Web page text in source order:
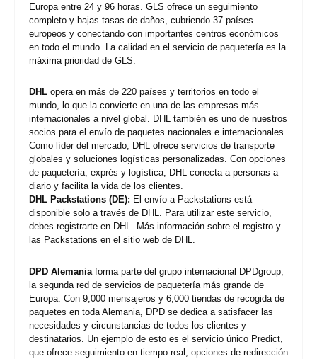
Europa entre 24 y 96 horas. GLS ofrece un seguimiento
completo y bajas tasas de daños, cubriendo 37 países
europeos y conectando con importantes centros económicos
en todo el mundo. La calidad en el servicio de paquetería es la
máxima prioridad de GLS.
DHL opera en más de 220 países y territorios en todo el
mundo, lo que la convierte en una de las empresas más
internacionales a nivel global. DHL también es uno de nuestros
socios para el envío de paquetes nacionales e internacionales.
Como líder del mercado, DHL ofrece servicios de transporte
globales y soluciones logísticas personalizadas. Con opciones
de paquetería, exprés y logística, DHL conecta a personas a
diario y facilita la vida de los clientes.
DHL Packstations (DE): El envío a Packstations está
disponible solo a través de DHL. Para utilizar este servicio,
debes registrarte en DHL. Más información sobre el registro y
las Packstations en el sitio web de DHL.
DPD Alemania forma parte del grupo internacional DPDgroup,
la segunda red de servicios de paquetería más grande de
Europa. Con 9,000 mensajeros y 6,000 tiendas de recogida de
paquetes en toda Alemania, DPD se dedica a satisfacer las
necesidades y circunstancias de todos los clientes y
destinatarios. Un ejemplo de esto es el servicio único Predict,
que ofrece seguimiento en tiempo real, opciones de redirección